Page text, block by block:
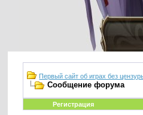
Первый сайт об играх без
Сообщение форума
Регистрация